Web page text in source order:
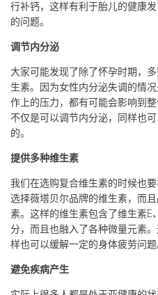
行补钙，这样有利于胎儿的健康
的问题。
调节内分泌
大家可能发现了除了怀孕时期，
生素。因为女性内分泌失调的情
作上的压力，都有可能会影响到
不仅是可以调节内分泌，同样也
的。
提供多种维生素
我们在选购复合维生素的时候也
选择薇塔贝尔品牌的维生素，而
素。这样的维生素包含了维生素E
分，而且也融入了各种微量元素
样也可以缓解一定的身体疲劳问题
避免疾病产生